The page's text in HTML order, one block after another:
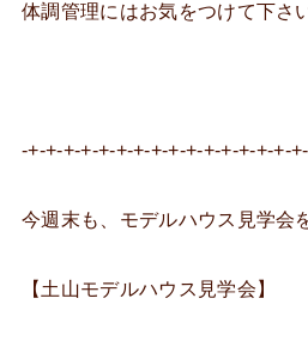
体調管理にはお気をつけて下さ
-+-+-+-+-+-+-+-+-+-+-+-+-+-+-+-
今週末も、モデルハウス見学会
【土山モデルハウス見学会】